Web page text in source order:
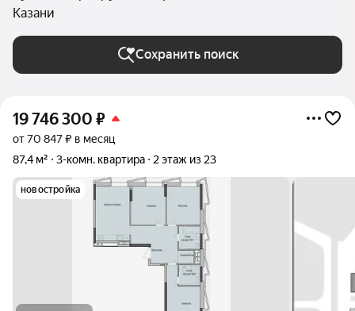
Казани
Сохранить поиск
19 746 300 ₽
от 70 847 ₽ в месяц
87,4 м²
3-комн. квартира 2 этаж из 23
новостройка